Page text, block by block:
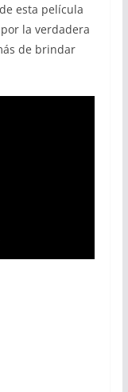
esta película
la verdadera
de brindar